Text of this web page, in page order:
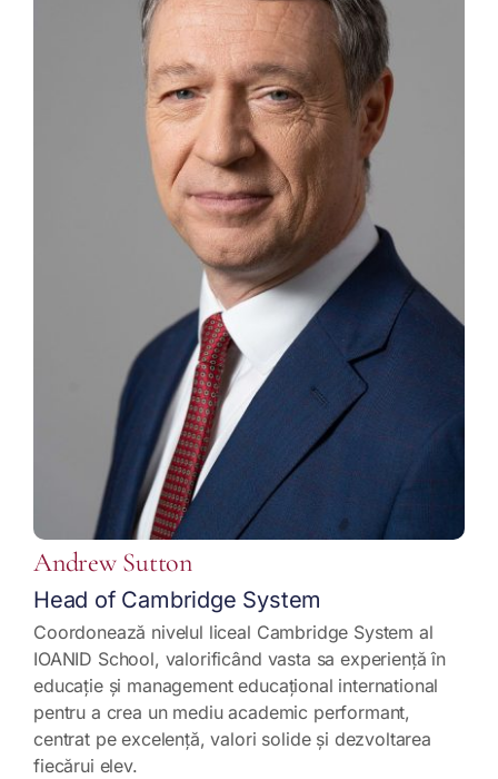
Andrew Sutton
Head of Cambridge System
Coordonează nivelul liceal Cambridge System al
IOANID School, valorificând vasta sa experiență în
educație și management educațional international
pentru a crea un mediu academic performant,
centrat pe excelență, valori solide și dezvoltarea
fiecărui elev.